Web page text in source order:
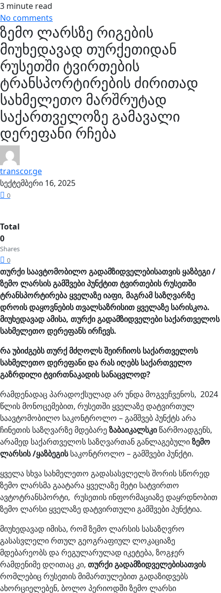
3 minute read
No comments
ზემო ლარსზე რიგების
მიუხედავად თურქეთიდან
რუსეთში ტვირთების
ტრანსპორტირების ძირითად
სახმელეთო მარშრუტად
საქართველოზე გამავალი
დერეფანი რჩება
transcor.ge
სექტემბერი 16, 2025
0
Total
0
Shares
0
თურქი საავტომობილო გადამზიდველებისათვის ყაზბეგი /
ზემო ლარსის გამშვები პუნქტით ტვირთების რუსეთში
ტრანსპორტირება ყველაზე იაფი, მაგრამ საზღვარზე
დროის დაყოვნების თვალსაზრისით ყველაზე სარისკოა.
მიუხედავად ამისა, თურქი გადამზიდველები საქართველოს
სახმელეთო დერეფანს ირჩევს.
რა უბიძგებს თურქ მძღოლს შეირჩიოს საქართველოს
სახმელეთო დერეფანი და რას იღებს საქართველო
გაზრდილი ტვირთნაკადის სანაცვლოდ?
რამდენადაც პარადოქსულად არ უნდა მოგვეჩვენოს, 2024
წლის მონოცემებით, რუსეთში ყველაზე დატვირთულ
საავტომობილო საკონტროლო – გამშვებ პუნქტს არა
ჩინეთის საზღვარზე მდებარეზაბაიკალსკიწარმოადგენს,
არამედ საქართველოს საზღვართან განლაგებულიზემო
ლარსის /ყაზბეგისსაკონტროლო – გამშვები პუნქტი.
ყველა სხვა სახმელეთო გადასასვლელს შორის სწორედ
ზემო ლარსმა გაატარა ყველაზე მეტი სატვირთო
ავტოტრანსპორტი, რუსეთის ინფორმაციაზე დაყრდნობით
ზემო ლარსი ყველაზე დატვირთული გამშვები პუნქტია.
მიუხედავად იმისა, რომ ზემო ლარსის სასაზღვრო
გასასვლელი რთულ გეოგრაფიულ ლოკაციაზე
მდებარეობს და რეგულარულად იკეტება, ზოგჯერ
რამდენიმე დღითაც კი, თურქი გადამზიდველებისათვის
რომლებიც რუსეთის მიმართულებით გადაზიდვებს
ახორციელებენ, ბოლო პერიოდში ზემო ლარსი